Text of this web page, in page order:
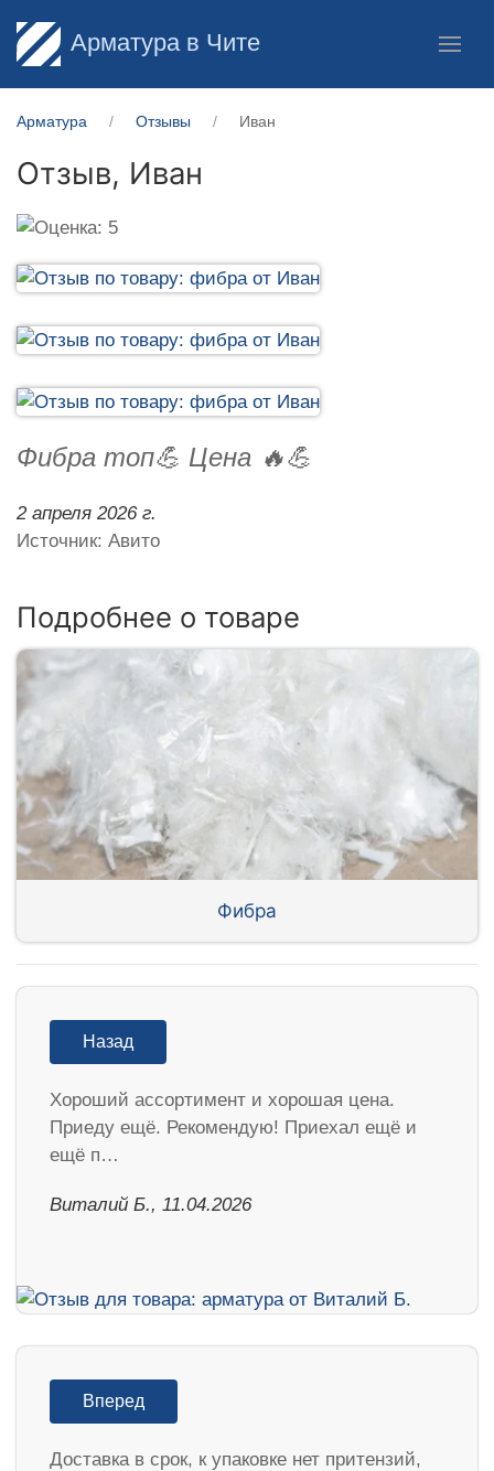
Арматура в Чите
Арматура Отзывы Иван
Отзыв, Иван
Фибра топ💪 Цена 🔥💪
2 апреля 2026 г.
Источник: Авито
Подробнее о товаре
Фибра
Назад
Хороший ассортимент и хорошая цена.
Приеду ещё. Рекомендую! Приехал ещё и
ещё п…
Виталий Б., 11.04.2026
Вперед
Доставка в срок, к упаковке нет притензий,